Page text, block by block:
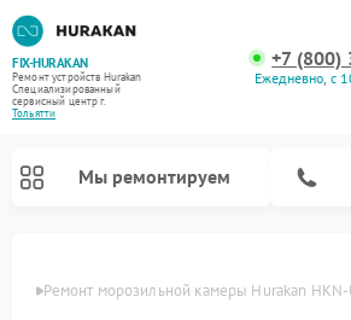
FIX-HURAKAN
Ремонт устройств Hurakan
Специализированный
cервисный центр г.
Тольятти
+7 (800)
Ежедневно, с
Мы ремонтируем
Ремонт морозильной камеры Hurakan HKN-